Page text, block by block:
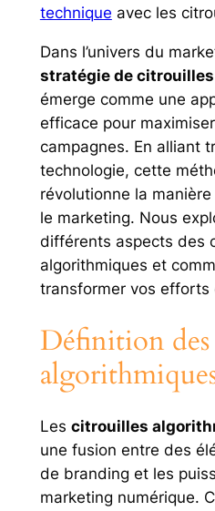
technique avec les
Dans l’univers du
stratégie de
émerge comme une
efficace pour
campagnes. En alliant
technologie, cette
révolutionne la
le marketing. Nous
différents aspects des
algorithmiques et
transformer vos efforts
Définition
Les citrouilles
une fusion entre des
de branding et les
marketing numérique.